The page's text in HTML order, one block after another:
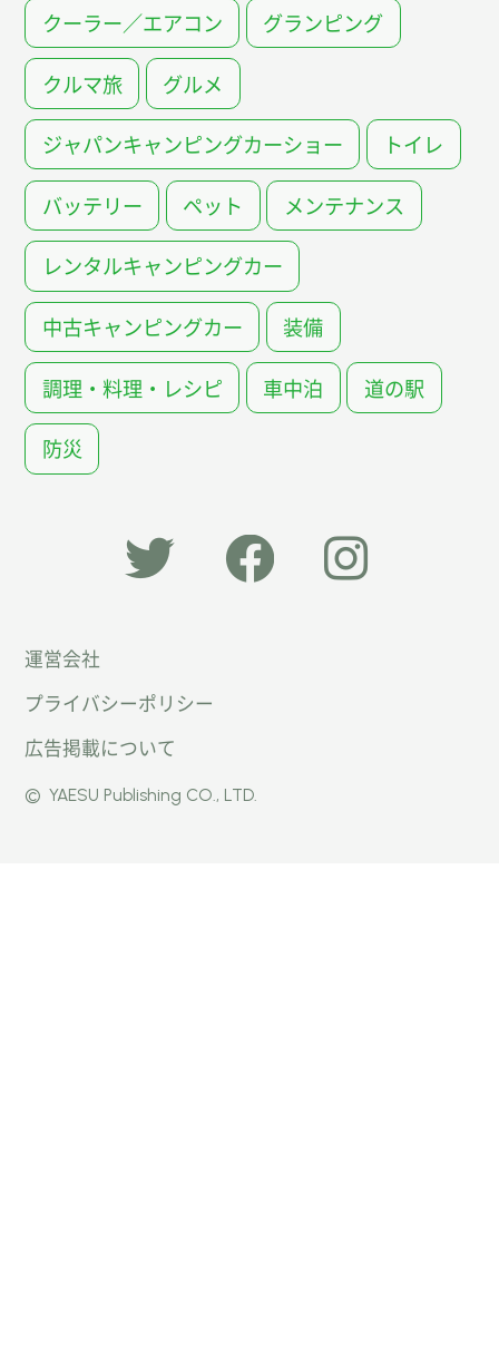
クーラー／エアコン グランピング
クルマ旅 グルメ
ジャパンキャンピングカーショー トイレ
バッテリー ペット メンテナンス
レンタルキャンピングカー
中古キャンピングカー 装備
調理・料理・レシピ 車中泊 道の駅
防災
ン
パー」
公式 Faceb
運営会社
プライバシーポリシー
広告掲載について
© YAESU Publishing CO., LTD.